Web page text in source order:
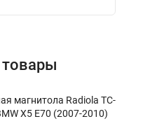
магнитола Radiola TC-
X5 E70 (2007-2010)